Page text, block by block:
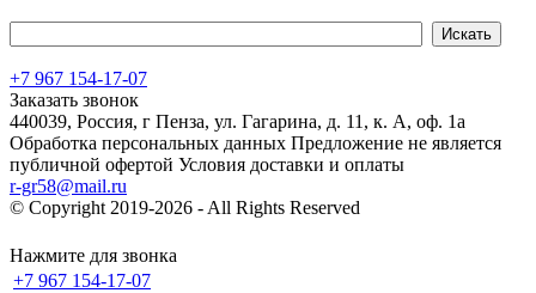
+7 967 154-17-07
Заказать звонок
440039, Россия, г Пенза, ул. Гагарина, д. 11, к. А, оф. 1а
Обработка персональных данных Предложение не является
публичной офертой Условия доставки и оплаты
r-gr58@mail.ru
© Copyright 2019-2026 - All Rights Reserved
Нажмите для звонка
+7 967 154-17-07